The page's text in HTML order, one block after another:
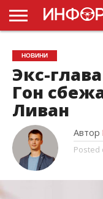
ГОЛОВНА
НОВИНИ
ПДР
УКРАЇНИ
РЕКЛАМА
ПРОЕКТЫ
НОВИНИ
Экс-
Гон
Ливан
Автор
Posted